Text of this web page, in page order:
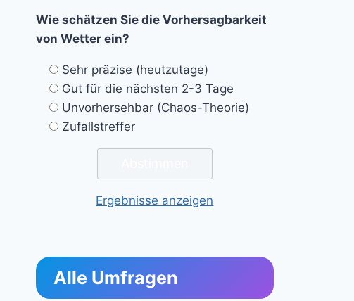
Wie schätzen Sie die Vorhersagbarkeit
von Wetter ein?
Sehr präzise (heutzutage)
Gut für die nächsten 2-3 Tage
Unvorhersehbar (Chaos-Theorie)
Zufallstreffer
Ergebnisse anzeigen
Alle Umfragen